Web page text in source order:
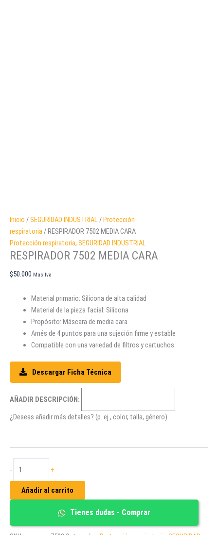
Inicio /SEGURIDAD INDUSTRIAL/Protección
respiratoria/ RESPIRADOR 7502 MEDIA CARA
Protección respiratoria, SEGURIDAD INDUSTRIAL
RESPIRADOR 7502 MEDIA CARA
$50.000 Mas Iva
Material primario: Silicona de alta calidad
Material de la pieza facial: Silicona
Propósito: Máscara de media cara
Arnés de 4 puntos para una sujeción firme y estable
Compatible con una variedad de filtros y cartuchos
Descargar Ficha Técnica
AÑADIR DESCRIPCIÓN:
¿Deseas añadir más detalles? (p. ej., color, talla, género).
-
7502
MEDIA
CARA
+
Añadir al carrito
Tienes dudas - Comprar